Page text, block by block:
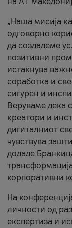
„Наша мисија
одговорно
да создадеме
позитивни
истакнува
соработка и
сигурен и
Веруваме дека
креатори и
дигиталниот
чувствува
додаде
корпоративни
На
личности од
експертиза и